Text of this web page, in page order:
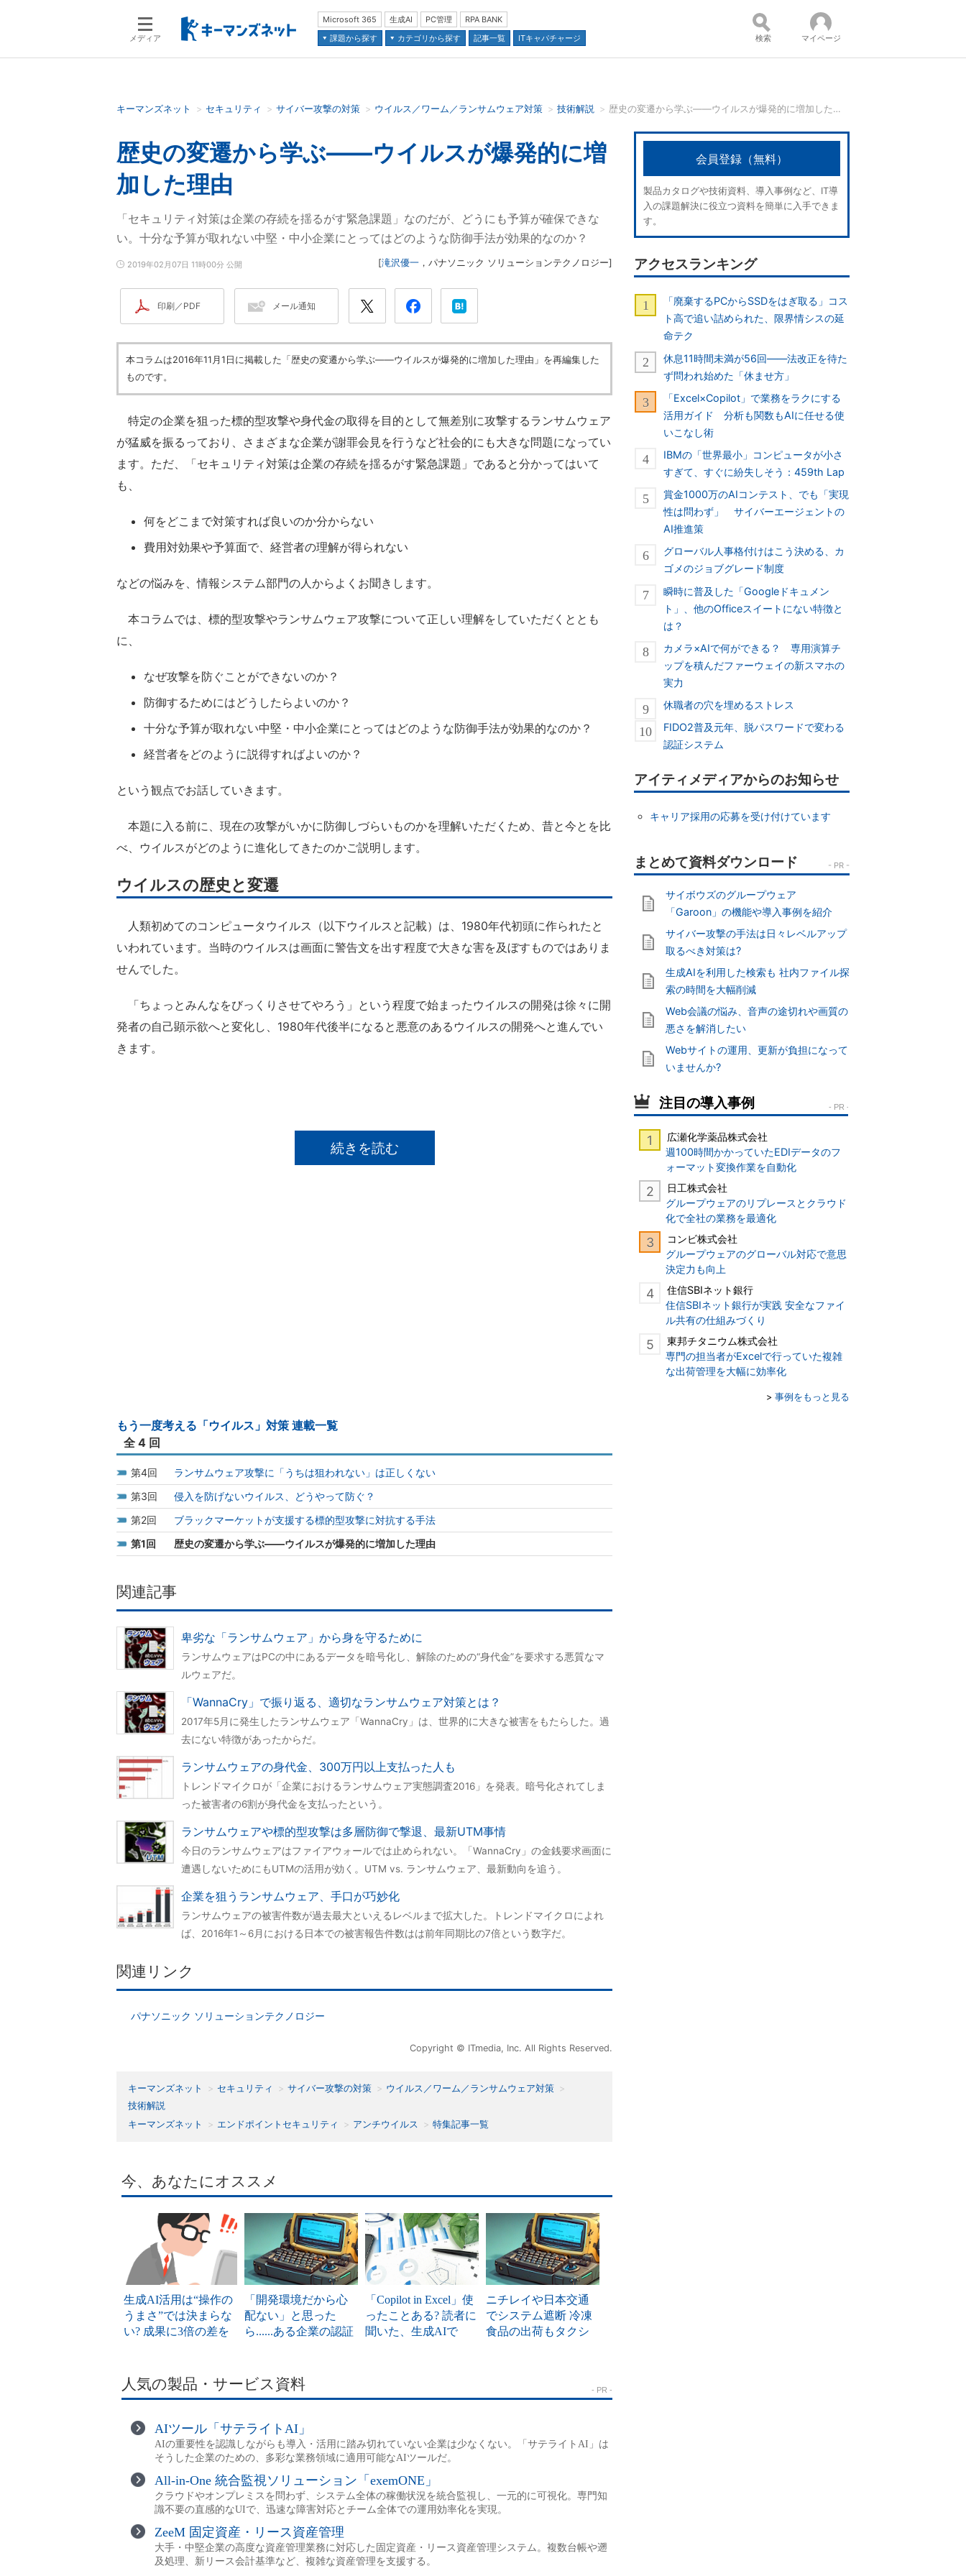
メディア
Microsoft 365 生成AI PC管理
RPA BANK
課題から探す
カテゴリから探す 記事一覧 ITキャパチャージ
検索語を入力してください コンテンツ：
並び順：
検索 マイページ
キーマンズネット セキュリティ サイバー攻撃の対策 ウイルス／ワーム／ランサムウェア対策 技術解説 歴史の変遷から学ぶ――ウイルスが爆発的に増加した理由
歴史の変遷から学ぶ――ウイルスが爆発的に増
加した理由
「セキュリティ対策は企業の存続を揺るがす緊急課題」なのだが、どうにも予算が確保できな
い。十分な予算が取れない中堅・中小企業にとってはどのような防御手法が効果的なのか？
2019年02月07日 11時00分 公開 [滝沢優一 ， パナソニック ソリューションテクノロジー]
印刷／PDF メール通知
本コラムは2016年11月1日に掲載した「歴史の変遷から学ぶ――ウイルスが爆発的に増加した理由」を再編集した
ものです。
特定の企業を狙った標的型攻撃や身代金の取得を目的として無差別に攻撃するランサムウェア
が猛威を振るっており、さまざまな企業が謝罪会見を行うなど社会的にも大きな問題になってい
ます。ただ、「セキュリティ対策は企業の存続を揺るがす緊急課題」であると分かってはいて
も、
何をどこまで対策すれば良いのか分からない
費用対効果や予算面で、経営者の理解が得られない
などの悩みを、情報システム部門の人からよくお聞きします。
本コラムでは、標的型攻撃やランサムウェア攻撃について正しい理解をしていただくととも
に、
なぜ攻撃を防ぐことができないのか？
防御するためにはどうしたらよいのか？
十分な予算が取れない中堅・中小企業にとってはどのような防御手法が効果的なのか？
経営者をどのように説得すればよいのか？
という観点でお話していきます。
本題に入る前に、現在の攻撃がいかに防御しづらいものかを理解いただくため、昔と今とを比
べ、ウイルスがどのように進化してきたのかご説明します。
ウイルスの歴史と変遷
人類初めてのコンピュータウイルス（以下ウイルスと記載）は、1980年代初頭に作られたと
いわれています。当時のウイルスは画面に警告文を出す程度で大きな害を及ぼすものではありま
せんでした。
「ちょっとみんなをびっくりさせてやろう」という程度で始まったウイルスの開発は徐々に開
発者の自己顕示欲へと変化し、1980年代後半になると悪意のあるウイルスの開発へと進んでい
きます。
続きを読む
もう一度考える「ウイルス」対策 連載一覧
全 4 回
4
ランサムウェア攻撃に「うちは狙われない」は正しくない
3
侵入を防げないウイルス、どうやって防ぐ？
2
ブラックマーケットが支援する標的型攻撃に対抗する手法
1
歴史の変遷から学ぶ――ウイルスが爆発的に増加した理由
関連記事
卑劣な「ランサムウェア」から身を守るために
ランサムウェアはPCの中にあるデータを暗号化し、解除のための“身代金”を要求する悪質なマ
ルウェアだ。
「WannaCry」で振り返る、適切なランサムウェア対策とは？
2017年5月に発生したランサムウェア「WannaCry」は、世界的に大きな被害をもたらした。過
去にない特徴があったからだ。
ランサムウェアの身代金、300万円以上支払った人も
トレンドマイクロが「企業におけるランサムウェア実態調査2016」を発表。暗号化されてしま
った被害者の6割が身代金を支払ったという。
ランサムウェアや標的型攻撃は多層防御で撃退、最新UTM事情
今日のランサムウェアはファイアウォールでは止められない。「WannaCry」の金銭要求画面に
遭遇しないためにもUTMの活用が効く。UTM vs. ランサムウェア、最新動向を追う。
企業を狙うランサムウェア、手口が巧妙化
ランサムウェアの被害件数が過去最大といえるレベルまで拡大した。トレンドマイクロによれ
ば、2016年1～6月における日本での被害報告件数はは前年同期比の7倍という数字だ。
関連リンク
パナソニック ソリューションテクノロジー
Copyright © ITmedia, Inc. All Rights Reserved.
キーマンズネット セキュリティ サイバー攻撃の対策
ウイルス／ワーム／ランサムウェア対策
技術解説
キーマンズネット
エンドポイントセキュリティ アンチウイルス 特集記事一覧
会員登録（無料）
製品カタログや技術資料、導入事例など、IT導
入の課題解決に役立つ資料を簡単に入手できま
す。
アクセスランキング
「廃棄するPCからSSDをはぎ取る」コス
ト高で追い詰められた、限界情シスの延
命テク
休息11時間未満が56回――法改正を待た
ず問われ始めた「休ませ方」
「Excel×Copilot」で業務をラクにする
活用ガイド 分析も関数もAIに任せる使
いこなし術
IBMの「世界最小」コンピュータが小さ
すぎて、すぐに紛失しそう：459th Lap
賞金1000万のAIコンテスト、でも「実現
性は問わず」 サイバーエージェントの
AI推進策
グローバル人事格付けはこう決める、カ
ゴメのジョブグレード制度
瞬時に普及した「Googleドキュメン
ト」、他のOfficeスイートにない特徴と
は？
カメラ×AIで何ができる？ 専用演算チ
ップを積んだファーウェイの新スマホの
実力
休職者の穴を埋めるストレス
FIDO2普及元年、脱パスワードで変わる
認証システム
アイティメディアからのお知らせ
キャリア採用の応募を受け付けています
サイボウズのグループウェア
「Garoon」の機能や導入事例を紹介
サイバー攻撃の手法は日々レベルアップ
取るべき対策は?
生成AIを利用した検索も 社内ファイル探
索の時間を大幅削減
Web会議の悩み、音声の途切れや画質の
悪さを解消したい
Webサイトの運用、更新が負担になって
いませんか?